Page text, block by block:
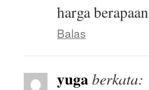
harga
Balas
yugaberkata: